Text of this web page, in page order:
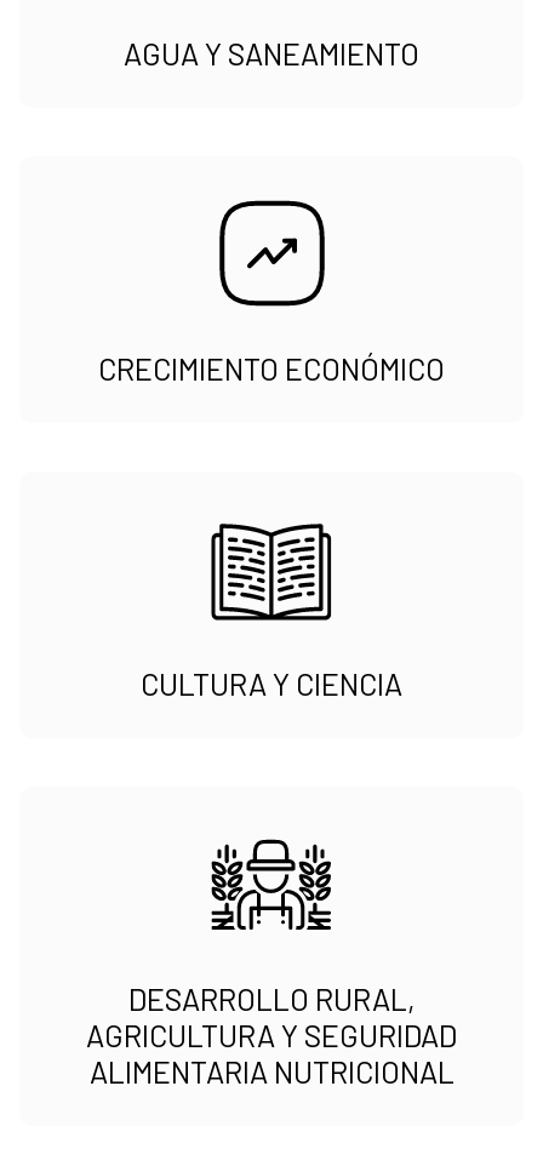
AGUA Y SANEAMIENTO
CRECIMIENTO ECONÓMICO
CULTURA Y CIENCIA
DESARROLLO RURAL,
AGRICULTURA Y SEGURIDAD
ALIMENTARIA NUTRICIONAL